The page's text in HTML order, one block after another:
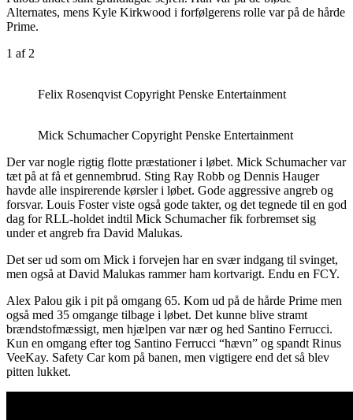
Alternates, mens Kyle Kirkwood i forfølgerens rolle var på de hårde
Prime.
1 af 2
Felix Rosenqvist Copyright Penske Entertainment
Mick Schumacher Copyright Penske Entertainment
Der var nogle rigtig flotte præstationer i løbet. Mick Schumacher var
tæt på at få et gennembrud. Sting Ray Robb og Dennis Hauger
havde alle inspirerende kørsler i løbet. Gode aggressive angreb og
forsvar. Louis Foster viste også gode takter, og det tegnede til en god
dag for RLL-holdet indtil Mick Schumacher fik forbremset sig
under et angreb fra David Malukas.
Det ser ud som om Mick i forvejen har en svær indgang til svinget,
men også at David Malukas rammer ham kortvarigt. Endu en FCY.
Alex Palou gik i pit på omgang 65. Kom ud på de hårde Prime men
også med 35 omgange tilbage i løbet. Det kunne blive stramt
brændstofmæssigt, men hjælpen var nær og hed Santino Ferrucci.
Kun en omgang efter tog Santino Ferrucci “hævn” og spandt Rinus
VeeKay. Safety Car kom på banen, men vigtigere end det så blev
pitten lukket.